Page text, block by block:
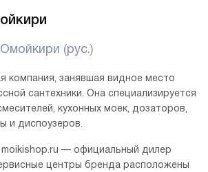
Омойкири (рус.)
компания, занявшая видное место
сантехники. Она специализируется
кухонных моек, дозаторов,
и диспоузеров.
moikishop.ru — официальный дилер
центры бренда расположены